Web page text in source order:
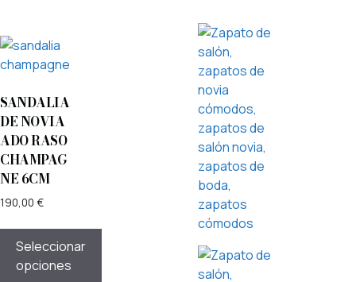
SANDALIA
DE NOVIA
ADO RASO
CHAMPAG
NE 6CM
190,00 €
Seleccionar
opciones